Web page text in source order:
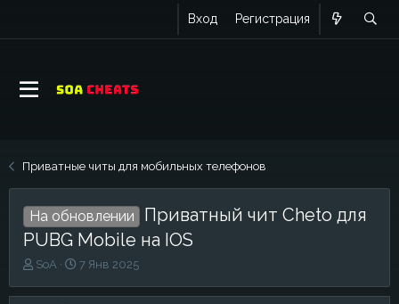
Вход Регистрация
Приватные читы для мобильных телефонов
На обновлении
Приватный чит Cheto для
PUBG Mobile на IOS
А
т
SoA
Д
т
7 Янв 2025